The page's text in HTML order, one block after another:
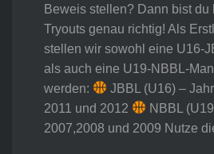
Beweis stellen? Dann bist du
Tryouts genau richtig! Als
stellen wir sowohl eine U16-
als auch eine U19-NBBL-
werden:
JBBL (U16) –
2011 und 2012
NBBL
2007,2008 und 2009 Nutze